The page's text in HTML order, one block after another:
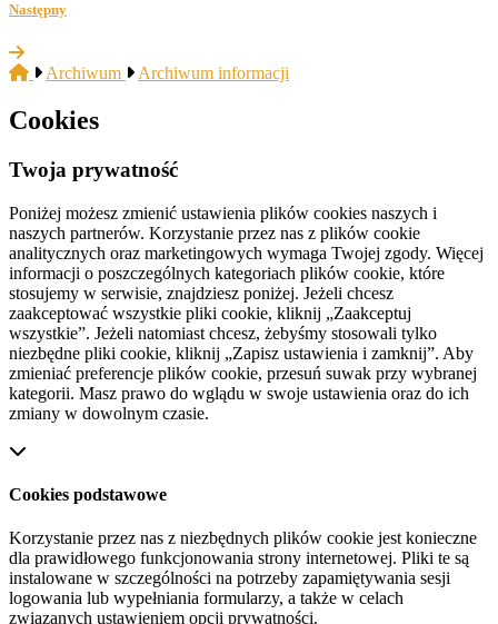
Następny
Archiwum Archiwum informacji
Cookies
Twoja prywatność
Poniżej możesz zmienić ustawienia plików cookies naszych i
naszych partnerów. Korzystanie przez nas z plików cookie
analitycznych oraz marketingowych wymaga Twojej zgody. Więcej
informacji o poszczególnych kategoriach plików cookie, które
stosujemy w serwisie, znajdziesz poniżej. Jeżeli chcesz
zaakceptować wszystkie pliki cookie, kliknij „Zaakceptuj
wszystkie”. Jeżeli natomiast chcesz, żebyśmy stosowali tylko
niezbędne pliki cookie, kliknij „Zapisz ustawienia i zamknij”. Aby
zmieniać preferencje plików cookie, przesuń suwak przy wybranej
kategorii. Masz prawo do wglądu w swoje ustawienia oraz do ich
zmiany w dowolnym czasie.
Cookies podstawowe
Korzystanie przez nas z niezbędnych plików cookie jest konieczne
dla prawidłowego funkcjonowania strony internetowej. Pliki te są
instalowane w szczególności na potrzeby zapamiętywania sesji
logowania lub wypełniania formularzy, a także w celach
związanych ustawieniem opcji prywatności.